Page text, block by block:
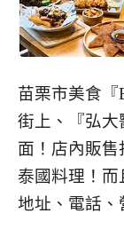
苗栗市美食『
街上、『弘大
面！店內販
泰國料理！而
地址、電話、